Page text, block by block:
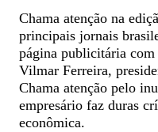
Chama atenção na
principais jornais
página publicitária
Vilmar Ferreira,
Chama atenção pelo
empresário faz duras
econômica.